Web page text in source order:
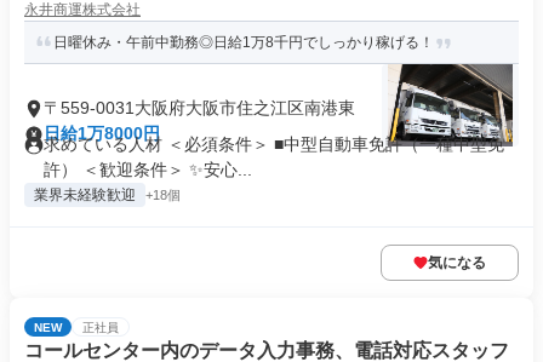
永井商運株式会社
日曜休み・午前中勤務◎日給1万8千円でしっかり稼げる！
〒559-0031大阪府大阪市住之江区南港東
日給1万8000円
求めている人材 ＜必須条件＞ ■中型自動車免許（一種中型免
許） ＜歓迎条件＞ ✨安心...
業界未経験歓迎 +18個
気になる
NEW 正社員
コールセンター内のデータ入力事務、電話対応スタッフ